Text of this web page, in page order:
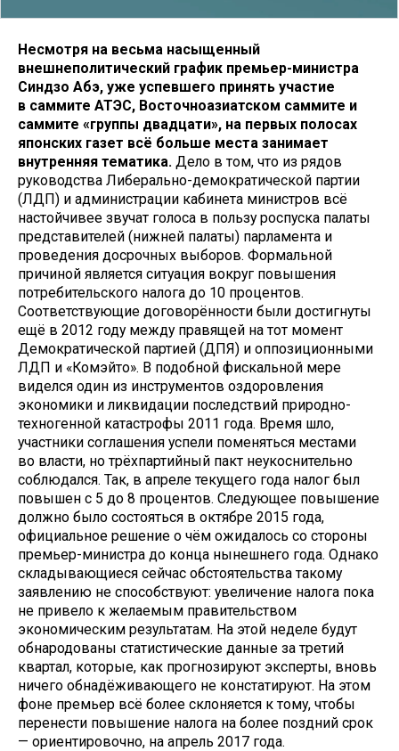
Несмотря на весьма насыщенный
внешнеполитический график премьер-министра
Синдзо Абэ, уже успевшего принять участие
в саммите АТЭС, Восточноазиатском саммите и
саммите «группы двадцати», на первых полосах
японских газет всё больше места занимает
внутренняя тематика. Дело в том, что из рядов
руководства Либерально-демократической партии
(ЛДП) и администрации кабинета министров всё
настойчивее звучат голоса в пользу роспуска палаты
представителей (нижней палаты) парламента и
проведения досрочных выборов. Формальной
причиной является ситуация вокруг повышения
потребительского налога до 10 процентов.
Соответствующие договорённости были достигнуты
ещё в 2012 году между правящей на тот момент
Демократической партией (ДПЯ) и оппозиционными
ЛДП и «Комэйто». В подобной фискальной мере
виделся один из инструментов оздоровления
экономики и ликвидации последствий природно-
техногенной катастрофы 2011 года. Время шло,
участники соглашения успели поменяться местами
во власти, но трёхпартийный пакт неукоснительно
соблюдался. Так, в апреле текущего года налог был
повышен с 5 до 8 процентов. Следующее повышение
должно было состояться в октябре 2015 года,
официальное решение о чём ожидалось со стороны
премьер-министра до конца нынешнего года. Однако
складывающиеся сейчас обстоятельства такому
заявлению не способствуют: увеличение налога пока
не привело к желаемым правительством
экономическим результатам. На этой неделе будут
обнародованы статистические данные за третий
квартал, которые, как прогнозируют эксперты, вновь
ничего обнадёживающего не констатируют. На этом
фоне премьер всё более склоняется к тому, чтобы
перенести повышение налога на более поздний срок
— ориентировочно, на апрель 2017 года.